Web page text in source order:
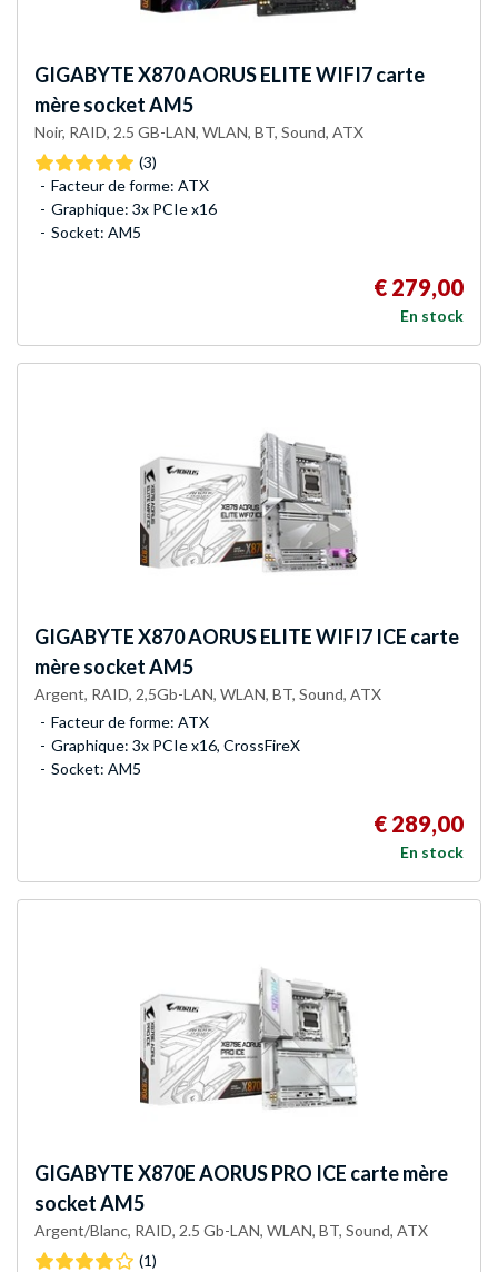
GIGABYTEX870 AORUS ELITE WIFI7 carte
mère socket AM5
Noir, RAID, 2.5 GB-LAN, WLAN, BT, Sound, ATX
(3)
Facteur de forme: ATX
Graphique: 3x PCIe x16
Socket: AM5
€ 279,00
En stock
GIGABYTEX870 AORUS ELITE WIFI7 ICE carte
mère socket AM5
Argent, RAID, 2,5Gb-LAN, WLAN, BT, Sound, ATX
Facteur de forme: ATX
Graphique: 3x PCIe x16, CrossFireX
Socket: AM5
€ 289,00
En stock
GIGABYTEX870E AORUS PRO ICE carte mère
socket AM5
Argent/Blanc, RAID, 2.5 Gb-LAN, WLAN, BT, Sound, ATX
(1)